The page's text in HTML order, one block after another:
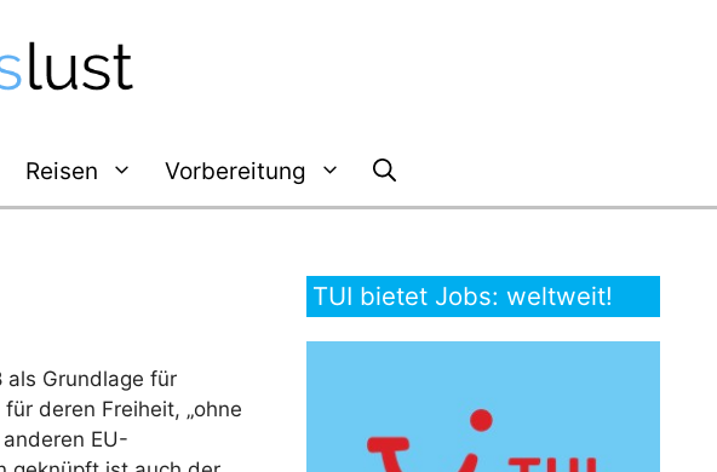
Reisen Vorbereitung
als Grundlage für
deren Freiheit, „ohne
EU-
TUI bietet Jobs: weltweit!